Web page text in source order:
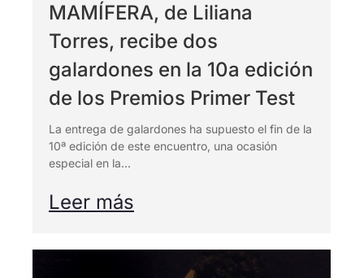
MAMÍFERA, de Liliana
Torres, recibe dos
galardones en la 10a edición
de los Premios Primer Test
La entrega de galardones ha supuesto el fin de la
10ª edición de este encuentro, una ocasión
especial en la...
Leer más